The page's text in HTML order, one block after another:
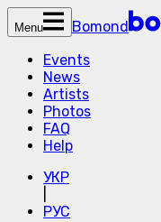
Menu
Bomond
Events
News
Artists
Photos
FAQ
Help
УКР
РУС